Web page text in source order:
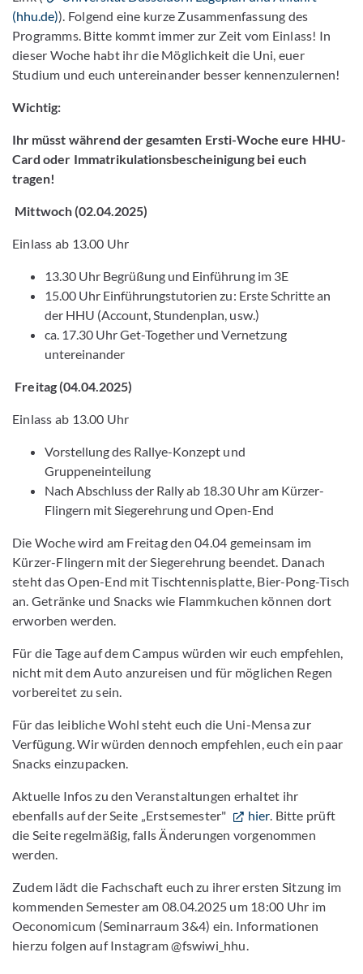
(hhu.de)). Folgend eine kurze Zusammenfassung des
Programms. Bitte kommt immer zur Zeit vom Einlass! In
dieser Woche habt ihr die Möglichkeit die Uni, euer
Studium und euch untereinander besser kennenzulernen!
Wichtig:
Ihr müsst während der gesamten Ersti-Woche eure HHU-
Card oder Immatrikulationsbescheinigung bei euch
tragen!
Mittwoch (02.04.2025)
Einlass ab 13.00 Uhr
13.30 Uhr Begrüßung und Einführung im 3E
15.00 Uhr Einführungstutorien zu: Erste Schritte an
der HHU (Account, Stundenplan, usw.)
ca. 17.30 Uhr Get-Together und Vernetzung
untereinander
Freitag (04.04.2025)
Einlass ab 13.00 Uhr
Vorstellung des Rallye-Konzept und
Gruppeneinteilung
Nach Abschluss der Rally ab 18.30 Uhr am Kürzer-
Flingern mit Siegerehrung und Open-End
Die Woche wird am Freitag den 04.04 gemeinsam im
Kürzer-Flingern mit der Siegerehrung beendet. Danach
steht das Open-End mit Tischtennisplatte, Bier-Pong-Tisch
an. Getränke und Snacks wie Flammkuchen können dort
erworben werden.
Für die Tage auf dem Campus würden wir euch empfehlen,
nicht mit dem Auto anzureisen und für möglichen Regen
vorbereitet zu sein.
Für das leibliche Wohl steht euch die Uni-Mensa zur
Verfügung. Wir würden dennoch empfehlen, euch ein paar
Snacks einzupacken.
Aktuelle Infos zu den Veranstaltungen erhaltet ihr
ebenfalls auf der Seite „Erstsemester"
hier. Bitte prüft
die Seite regelmäßig, falls Änderungen vorgenommen
werden.
Zudem lädt die Fachschaft euch zu ihrer ersten Sitzung im
kommenden Semester am 08.04.2025 um 18:00 Uhr im
Oeconomicum (Seminarraum 3&4) ein. Informationen
hierzu folgen auf Instagram @fswiwi_hhu.